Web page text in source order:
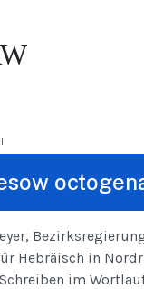
Hebräisch in
im